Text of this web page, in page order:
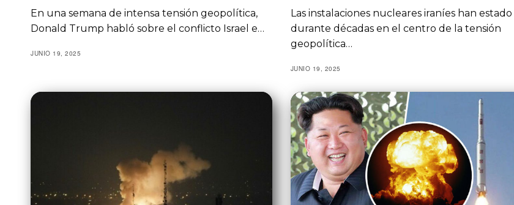
En una semana de intensa tensión geopolítica,
Donald Trump habló sobre el conflicto Israel e…
JUNIO 19, 2025
Las instalaciones nucleares iraníes han estado
durante décadas en el centro de la tensión
geopolítica…
JUNIO 19, 2025